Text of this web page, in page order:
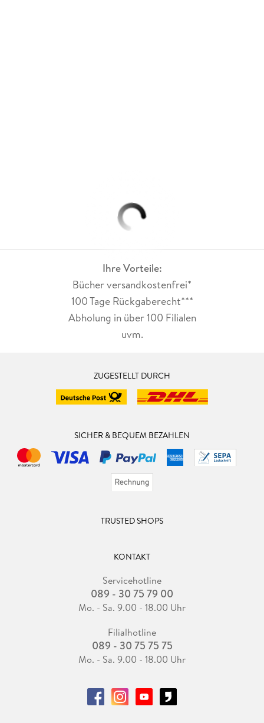
Ihre Vorteile:
Bücher versandkostenfrei*
100 Tage Rückgaberecht***
Abholung in über 100 Filialen
uvm.
ZUGESTELLT DURCH
SICHER & BEQUEM BEZAHLEN
TRUSTED SHOPS
KONTAKT
Servicehotline
089 - 30 75 79 00
Mo. - Sa. 9.00 - 18.00 Uhr
Filialhotline
089 - 30 75 75 75
Mo. - Sa. 9.00 - 18.00 Uhr